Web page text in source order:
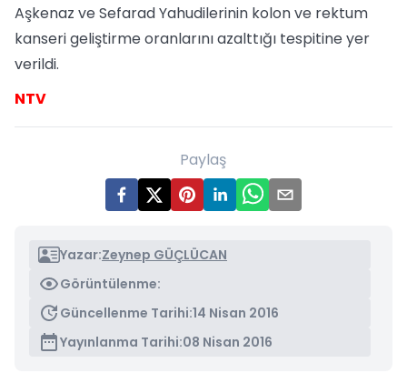
Aşkenaz ve Sefarad Yahudilerinin kolon ve rektum
kanseri geliştirme oranlarını azalttığı tespitine yer
verildi.
NTV
Paylaş
Yazar:Zeynep GÜÇLÜCAN
Görüntülenme:
Güncellenme Tarihi:14 Nisan 2016
Yayınlanma Tarihi:08 Nisan 2016